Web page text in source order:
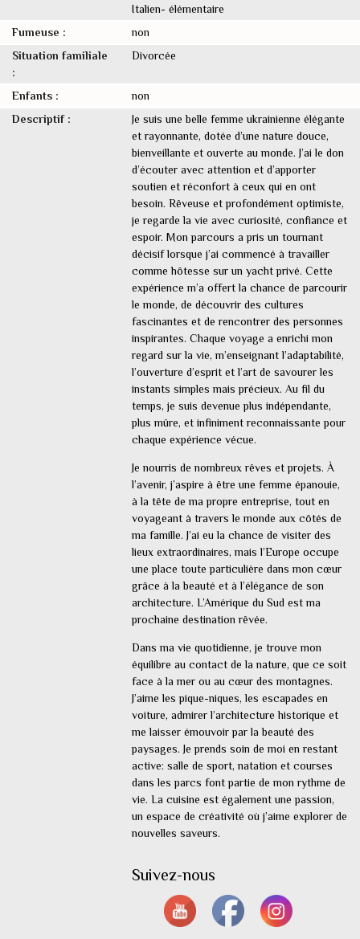
Italien- élémentaire
Fumeuse :
non
Situation familiale
:
Divorcée
Enfants :
non
Descriptif :
Je suis une belle femme ukrainienne élégante
et rayonnante, dotée d’une nature douce,
bienveillante et ouverte au monde. J’ai le don
d’écouter avec attention et d’apporter
soutien et réconfort à ceux qui en ont
besoin. Rêveuse et profondément optimiste,
je regarde la vie avec curiosité, confiance et
espoir. Mon parcours a pris un tournant
décisif lorsque j’ai commencé à travailler
comme hôtesse sur un yacht privé. Cette
expérience m’a offert la chance de parcourir
le monde, de découvrir des cultures
fascinantes et de rencontrer des personnes
inspirantes. Chaque voyage a enrichi mon
regard sur la vie, m’enseignant l’adaptabilité,
l’ouverture d’esprit et l’art de savourer les
instants simples mais précieux. Au fil du
temps, je suis devenue plus indépendante,
plus mûre, et infiniment reconnaissante pour
chaque expérience vécue.
Je nourris de nombreux rêves et projets. À
l’avenir, j’aspire à être une femme épanouie,
à la tête de ma propre entreprise, tout en
voyageant à travers le monde aux côtés de
ma famille. J’ai eu la chance de visiter des
lieux extraordinaires, mais l’Europe occupe
une place toute particulière dans mon cœur
grâce à la beauté et à l’élégance de son
architecture. L’Amérique du Sud est ma
prochaine destination rêvée.
Dans ma vie quotidienne, je trouve mon
équilibre au contact de la nature, que ce soit
face à la mer ou au cœur des montagnes.
J’aime les pique-niques, les escapades en
voiture, admirer l’architecture historique et
me laisser émouvoir par la beauté des
paysages. Je prends soin de moi en restant
active: salle de sport, natation et courses
dans les parcs font partie de mon rythme de
vie. La cuisine est également une passion,
un espace de créativité où j’aime explorer de
nouvelles saveurs.
Suivez-nous